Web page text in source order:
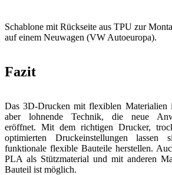
Schablone mit Rückseite aus TPU zur
auf einem Neuwagen (VW Autoeuropa).
Fazit
Das 3D-Drucken mit flexiblen Materialien
aber lohnende Technik, die neue
eröffnet. Mit dem richtigen Drucker,
optimierten Druckeinstellungen lassen
funktionale flexible Bauteile herstellen.
PLA als Stützmaterial und mit anderen
Bauteil ist möglich.